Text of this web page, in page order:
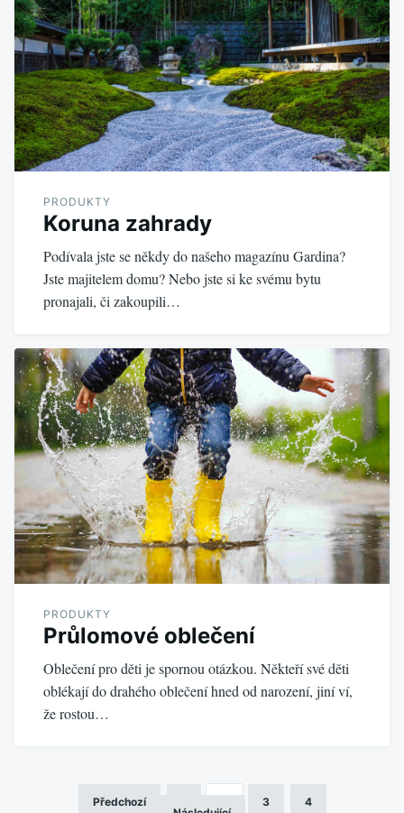
PRODUKTY
Koruna zahrady
Podívala jste se někdy do našeho magazínu Gardina?
Jste majitelem domu? Nebo jste si ke svému bytu
pronajali, či zakoupili…
PRODUKTY
Průlomové oblečení
Oblečení pro děti je spornou otázkou. Někteří své děti
oblékají do drahého oblečení hned od narození, jiní ví,
že rostou…
Předchozí 3
4